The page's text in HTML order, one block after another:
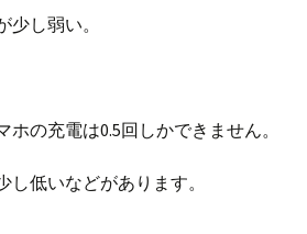
し弱い。
の充電は0.5回しかできません。
低いなどがあります。